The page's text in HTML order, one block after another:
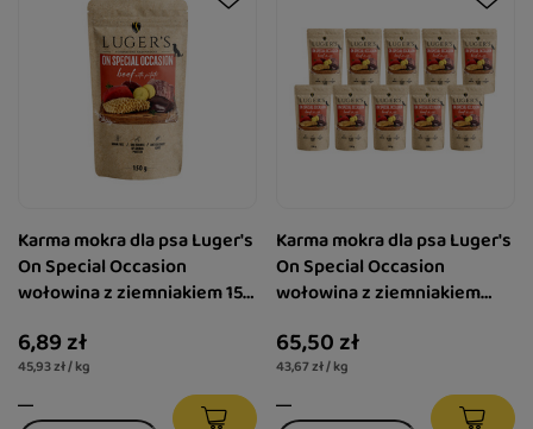
Karma mokra dla psa Luger's
On Special Occasion
wołowina z ziemniakiem 150
6,89 zł
45,93 zł / kg
Karma mokra dla psa Luger's
On Special Occasion
wołowina z ziemniakiem
65,50 zł
43,67 zł / kg